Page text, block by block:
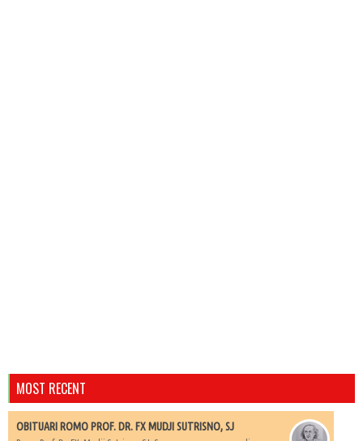
MOST RECENT
OBITUARI ROMO PROF. DR. FX MUDJI SUTRISNO, SJ